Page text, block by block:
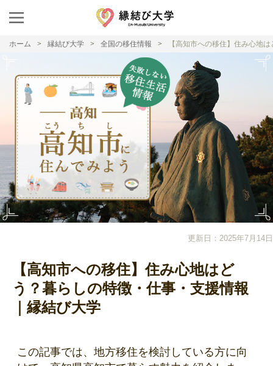
ホーム 縁結び大学 全国の移住情報 【高知市への移住】住み心地
更新日：2025年7月14日
【高知市への移住】住み心地はど
う？暮らしの特徴・仕事・支援情報
｜縁結び大学
この記事では、地方移住を検討している方に向